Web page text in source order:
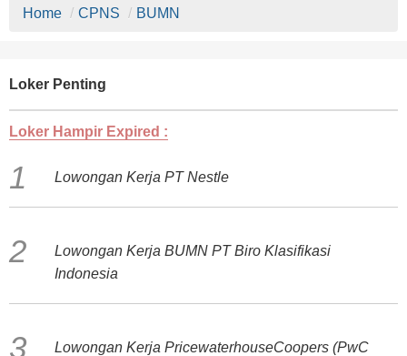
Home / CPNS / BUMN
Loker Penting
Loker Hampir Expired :
Lowongan Kerja PT Nestle
Lowongan Kerja BUMN PT Biro Klasifikasi
Indonesia
Lowongan Kerja PricewaterhouseCoopers (PwC